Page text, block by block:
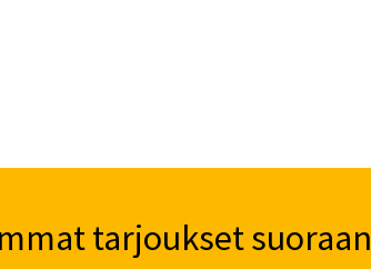
tarjoukset suoraan